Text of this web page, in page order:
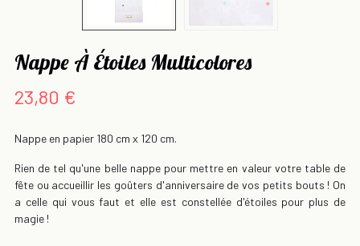
Nappe À Étoiles Multicolores
23,80 €
Nappe en papier 180 cm x 120 cm.
Rien de tel qu'une belle nappe pour mettre en valeur votre table de
fête ou accueillir les goûters d'anniversaire de vos petits bouts ! On
a celle qui vous faut et elle est constellée d'étoiles pour plus de
magie !